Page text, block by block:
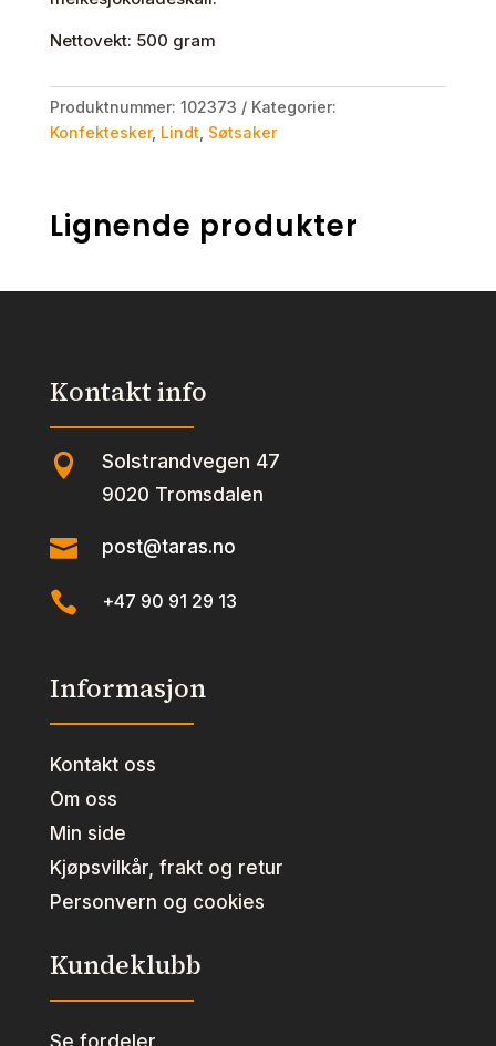
Nettovekt: 500 gram
Produktnummer: 102373
Kategorier:
Konfektesker, Lindt Søtsaker
Lignende produkter
Kontakt info
 Solstrandvegen 47
9020 Tromsdalen
 post@taras.no
 +47 90 91 29 13
Informasjon
Kontakt oss
Om oss
Min side
Kjøpsvilkår, frakt og retur
Personvern og cookies
Kundeklubb
Se fordeler